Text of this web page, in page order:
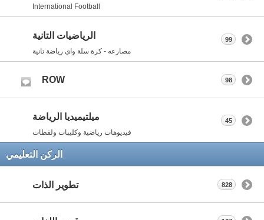
International Football
الرياضيات التانية
مصارعه - كرة سلة واي رياضة تانية
99
ROW 98
ميلتيميديا الرياضة
فيديوهات رياضية وكليبات ولقطات
45
الركن التعليمي
تطوير الذات 828